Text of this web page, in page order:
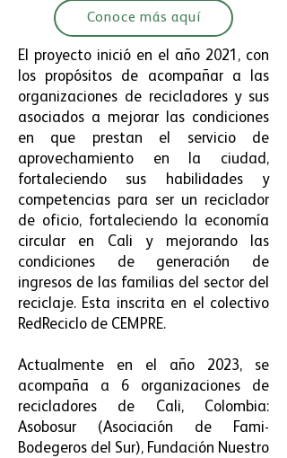
Conoce más aquí
El proyecto inició en el año 2021, con
los propósitos de acompañar a las
organizaciones de recicladores y sus
asociados a mejorar las condiciones
en que prestan el servicio de
aprovechamiento en la ciudad,
fortaleciendo sus habilidades y
competencias para ser un reciclador
de oficio, fortaleciendo la economía
circular en Cali y mejorando las
condiciones de generación de
ingresos de las familias del sector del
reciclaje. Esta inscrita en el colectivo
RedReciclo de CEMPRE.
Actualmente en el año 2023, se
acompaña a 6 organizaciones de
recicladores de Cali, Colombia:
Asobosur (Asociación de Fami-
Bodegeros del Sur), Fundación Nuestro